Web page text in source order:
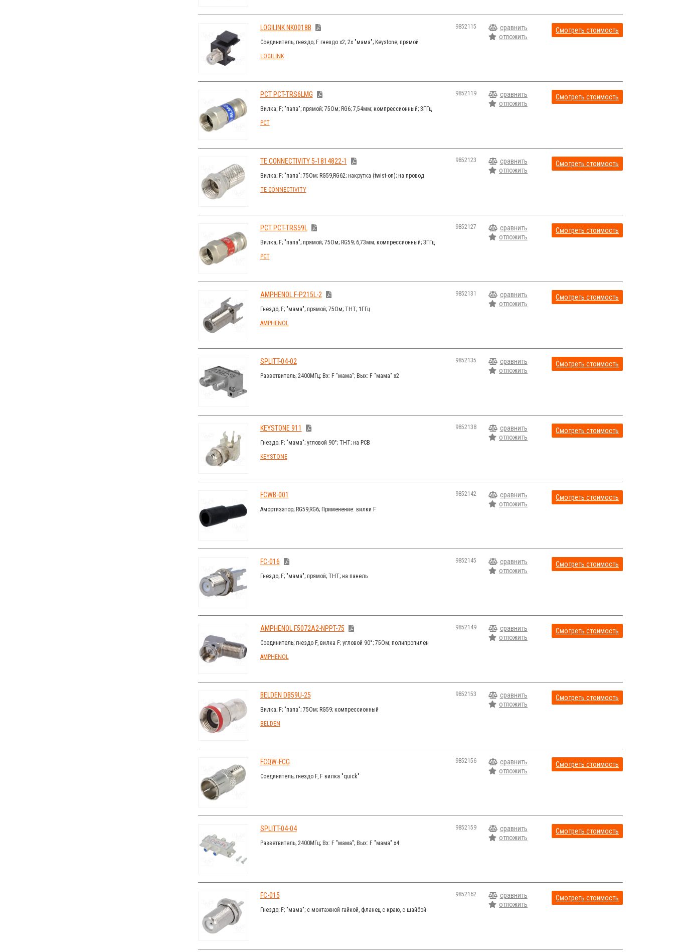
LOGILINK NK0018B
Соединитель; гнездо; F гнездо x2; 2x "мама"; Keystone; прямой
LOGILINK
9852115
сравнить
отложить
Смотреть стоимость
PCT PCT-TRS6LMG
Вилка; F; "папа"; прямой; 75Ом; RG6; 7,54мм; компрессионный; 3ГГц
PCT
9852119
сравнить
отложить
Смотреть стоимость
TE CONNECTIVITY 5-1814822-1
Вилка; F; "папа"; 75Ом; RG59,RG62; накрутка (twist-on); на провод
TE CONNECTIVITY
9852123
сравнить
отложить
Смотреть стоимость
PCT PCT-TRS59L
Вилка; F; "папа"; прямой; 75Ом; RG59; 6,73мм; компрессионный; 3ГГц
PCT
9852127
сравнить
отложить
Смотреть стоимость
AMPHENOL F-P215L-2
Гнездо; F; "мама"; прямой; 75Ом; THT; 1ГГц
AMPHENOL
9852131
сравнить
отложить
Смотреть стоимость
SPLITT-04-02
Разветвитель; 2400МГц; Вх: F "мама"; Вых: F "мама" x2
9852135
сравнить
отложить
Смотреть стоимость
KEYSTONE 911
Гнездо; F; "мама"; угловой 90°; THT; на PCB
KEYSTONE
9852138
сравнить
отложить
Смотреть стоимость
FCWB-001
Амортизатор; RG59,RG6; Применение: вилки F
9852142
сравнить
отложить
Смотреть стоимость
FC-016
Гнездо; F; "мама"; прямой; THT; на панель
9852145
сравнить
отложить
Смотреть стоимость
AMPHENOL F5072A2-NPPT-75
Соединитель; гнездо F, вилка F; угловой 90°; 75Ом; полипропилен
AMPHENOL
9852149
сравнить
отложить
Смотреть стоимость
BELDEN DB59U-25
Вилка; F; "папа"; 75Ом; RG59; компрессионный
BELDEN
9852153
сравнить
отложить
Смотреть стоимость
FCQW-FCG
Соединитель; гнездо F, F вилка "quick"
9852156
сравнить
отложить
Смотреть стоимость
SPLITT-04-04
Разветвитель; 2400МГц; Вх: F "мама"; Вых: F "мама" x4
9852159
сравнить
отложить
Смотреть стоимость
FC-015
Гнездо; F; "мама"; с монтажной гайкой, фланец с краю, с шайбой
9852162
сравнить
отложить
Смотреть стоимость